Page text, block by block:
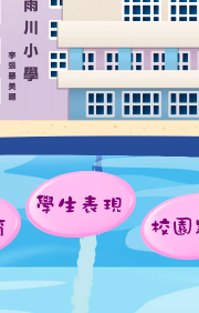
學生表現
校